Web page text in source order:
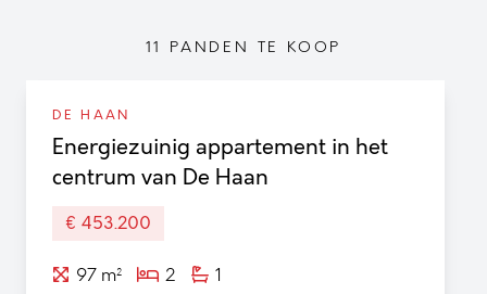
Ruim nieuwbouwappartement in kleinschalige
Tweeslaapkamerappartement vlakbij het centrum
11 PANDEN TE KOOP
DE HAAN
Energiezuinig appartement in het
centrum van De Haan
€ 453.200
97 m² 2 1